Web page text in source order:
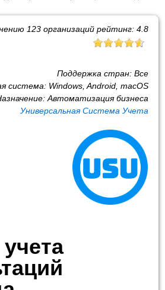
123организаций рейтинг: 4.8
Поддержка стран: Все
система: Windows, Android, macOS
Автоматизация бизнеса
Универсальная Система Учета